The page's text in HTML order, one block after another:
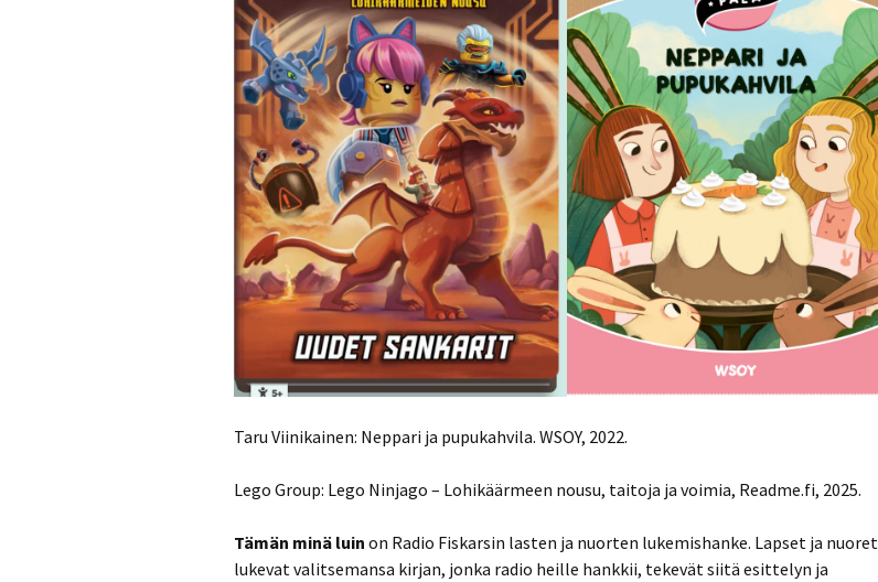
Taru Viinikainen: Neppari ja pupukahvila. WSOY, 2022.
Lego Group: Lego Ninjago – Lohikäärmeen nousu, taitoja ja voimia, Readme.fi, 2025.
Tämän minä luin on Radio Fiskarsin lasten ja nuorten lukemishanke. Lapset ja nuoret
lukevat valitsemansa kirjan, jonka radio heille hankkii, tekevät siitä esittelyn ja